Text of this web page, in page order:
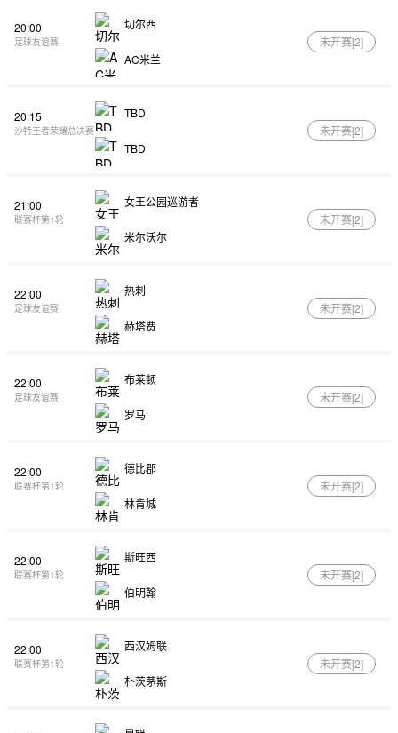
20:00
足球友谊赛
切尔西
AC米兰
未开赛[2]
20:15
沙特王者荣耀总决赛
TBD
TBD
未开赛[2]
21:00
联赛杯第1轮
女王公园巡游者
米尔沃尔
未开赛[2]
22:00
足球友谊赛
热刺
赫塔费
未开赛[2]
22:00
足球友谊赛
布莱顿
罗马
未开赛[2]
22:00
联赛杯第1轮
德比郡
林肯城
未开赛[2]
22:00
联赛杯第1轮
斯旺西
伯明翰
未开赛[2]
22:00
联赛杯第1轮
西汉姆联
朴茨茅斯
未开赛[2]